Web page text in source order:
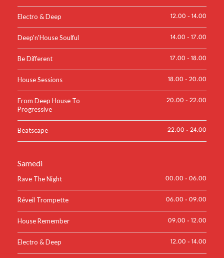
Electro & Deep 12.00 - 14.00
Deep'n'House Soulful 14.00 - 17.00
Be Different 17.00 - 18.00
House Sessions 18.00 - 20.00
From Deep House To
Progressive
20.00 - 22.00
Beatscape 22.00 - 24.00
Samedi
Rave The Night 00.00 - 06.00
Réveil Trompette 06.00 - 09.00
House Remember 09.00 - 12.00
Electro & Deep 12.00 - 14.00